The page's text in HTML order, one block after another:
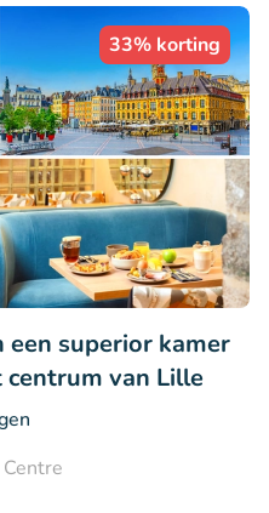
33% korting
superior kamer
van Lille